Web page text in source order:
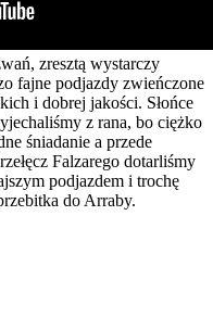
zresztą wystarczy
fajne podjazdy zwieńczone
i dobrej jakości. Słońce
z rana, bo ciężko
śniadanie a przede
Falzarego dotarliśmy
podjazdem i trochę
do Arraby.